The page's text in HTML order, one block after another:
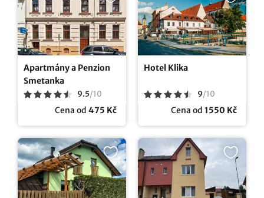
Apartmány a Penzion
Smetanka
9.5/10
Cena od 475 Kč
Hotel Klika
9/10
Cena od 1550 Kč